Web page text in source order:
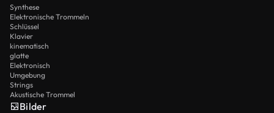
Synthese
Elektronische Trommeln
Schlüssel
Klavier
kinematisch
glatte
Elektronisch
Umgebung
Strings
Akustische Trommel
Bilder